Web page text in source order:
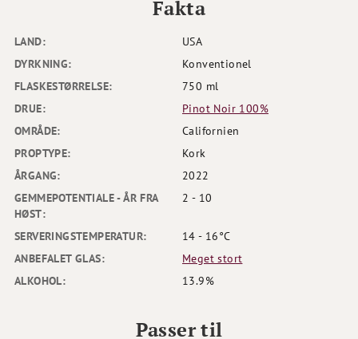
LAND:
USA
DYRKNING:
Konventionel
FLASKESTØRRELSE:
750 ml
DRUE:
Pinot Noir 100%
OMRÅDE:
Californien
PROPTYPE:
Kork
ÅRGANG:
2022
GEMMEPOTENTIALE - ÅR FRA
HØST:
2 - 10
SERVERINGSTEMPERATUR:
14 - 16°C
ANBEFALET GLAS:
Meget stort
ALKOHOL:
13.9%
Fakta
Passer til